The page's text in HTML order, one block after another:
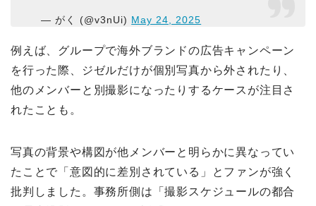
— がく (@v3nUi) May 24, 2025
例えば、グループで海外ブランドの広告キャンペーン
を行った際、ジゼルだけが個別写真から外されたり、
他のメンバーと別撮影になったりするケースが注目さ
れたことも。
写真の背景や構図が他メンバーと明らかに異なってい
たことで「意図的に差別されている」とファンが強く
批判しました。事務所側は「撮影スケジュールの都合